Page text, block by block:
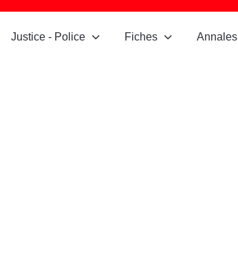
Justice - Police Fiches Annales